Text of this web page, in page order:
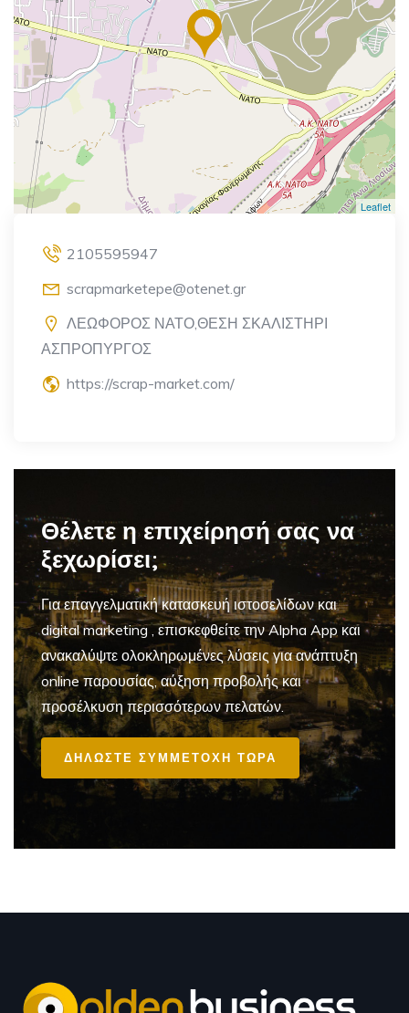
Leaflet
2105595947
scrapmarketepe@otenet.gr
ΛΕΩΦΟΡΟΣ ΝΑΤΟ,ΘΕΣΗ ΣΚΑΛΙΣΤΗΡΙ
ΑΣΠΡΟΠΥΡΓΟΣ
https://scrap-market.com/
Θέλετε η επιχείρησή σας να
ξεχωρίσει;
Για επαγγελματικήκατασκευή ιστοσελίδων και
digital marketing, επισκεφθείτε την Alpha App και
ανακαλύψτε ολοκληρωμένες λύσεις για ανάπτυξη
online παρουσίας, αύξηση προβολής και
προσέλκυση περισσότερων πελατών.
ΔΗΛΩΣΤΕ ΣΥΜΜΕΤΟΧΗ ΤΩΡΑ